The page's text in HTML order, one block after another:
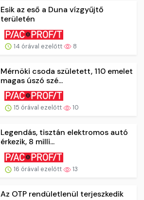
Esik az eső a Duna vízgyűjtő
területén
14 órával ezelőtt 8
Mérnöki csoda született, 110 emelet
magas úszó szé...
15 órával ezelőtt 10
Legendás, tisztán elektromos autó
érkezik, 8 milli...
16 órával ezelőtt 13
Az OTP rendületlenül terjeszkedik